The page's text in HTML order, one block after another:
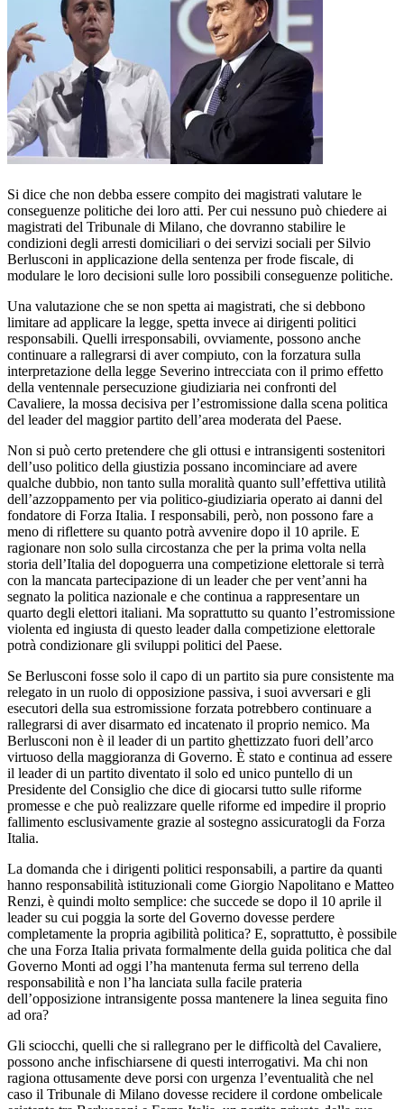
Si dice che non debba essere compito dei magistrati valutare le
conseguenze politiche dei loro atti. Per cui nessuno può chiedere ai
magistrati del Tribunale di Milano, che dovranno stabilire le
condizioni degli arresti domiciliari o dei servizi sociali per Silvio
Berlusconi in applicazione della sentenza per frode fiscale, di
modulare le loro decisioni sulle loro possibili conseguenze politiche.
Una valutazione che se non spetta ai magistrati, che si debbono
limitare ad applicare la legge, spetta invece ai dirigenti politici
responsabili. Quelli irresponsabili, ovviamente, possono anche
continuare a rallegrarsi di aver compiuto, con la forzatura sulla
interpretazione della legge Severino intrecciata con il primo effetto
della ventennale persecuzione giudiziaria nei confronti del
Cavaliere, la mossa decisiva per l’estromissione dalla scena politica
del leader del maggior partito dell’area moderata del Paese.
Non si può certo pretendere che gli ottusi e intransigenti sostenitori
dell’uso politico della giustizia possano incominciare ad avere
qualche dubbio, non tanto sulla moralità quanto sull’effettiva utilità
dell’azzoppamento per via politico-giudiziaria operato ai danni del
fondatore di Forza Italia. I responsabili, però, non possono fare a
meno di riflettere su quanto potrà avvenire dopo il 10 aprile. E
ragionare non solo sulla circostanza che per la prima volta nella
storia dell’Italia del dopoguerra una competizione elettorale si terrà
con la mancata partecipazione di un leader che per vent’anni ha
segnato la politica nazionale e che continua a rappresentare un
quarto degli elettori italiani. Ma soprattutto su quanto l’estromissione
violenta ed ingiusta di questo leader dalla competizione elettorale
potrà condizionare gli sviluppi politici del Paese.
Se Berlusconi fosse solo il capo di un partito sia pure consistente ma
relegato in un ruolo di opposizione passiva, i suoi avversari e gli
esecutori della sua estromissione forzata potrebbero continuare a
rallegrarsi di aver disarmato ed incatenato il proprio nemico. Ma
Berlusconi non è il leader di un partito ghettizzato fuori dell’arco
virtuoso della maggioranza di Governo. È stato e continua ad essere
il leader di un partito diventato il solo ed unico puntello di un
Presidente del Consiglio che dice di giocarsi tutto sulle riforme
promesse e che può realizzare quelle riforme ed impedire il proprio
fallimento esclusivamente grazie al sostegno assicuratogli da Forza
Italia.
La domanda che i dirigenti politici responsabili, a partire da quanti
hanno responsabilità istituzionali come Giorgio Napolitano e Matteo
Renzi, è quindi molto semplice: che succede se dopo il 10 aprile il
leader su cui poggia la sorte del Governo dovesse perdere
completamente la propria agibilità politica? E, soprattutto, è possibile
che una Forza Italia privata formalmente della guida politica che dal
Governo Monti ad oggi l’ha mantenuta ferma sul terreno della
responsabilità e non l’ha lanciata sulla facile prateria
dell’opposizione intransigente possa mantenere la linea seguita fino
ad ora?
Gli sciocchi, quelli che si rallegrano per le difficoltà del Cavaliere,
possono anche infischiarsene di questi interrogativi. Ma chi non
ragiona ottusamente deve porsi con urgenza l’eventualità che nel
caso il Tribunale di Milano dovesse recidere il cordone ombelicale